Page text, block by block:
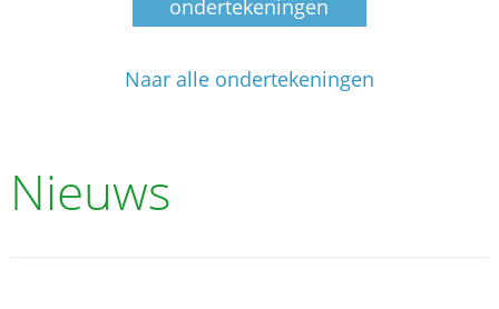
ondertekeningen
Naar alle ondertekeningen
Nieuws